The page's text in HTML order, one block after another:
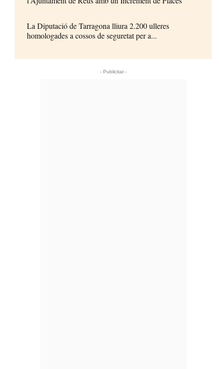
La Diputació de Tarragona lliura 2.200 ulleres
homologades a cossos de seguretat per a...
- Publicitat -